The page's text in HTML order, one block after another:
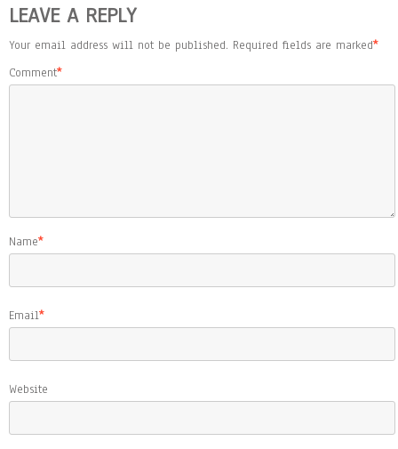
LEAVE A REPLY
Your email address will not be published. Required fields are marked*
Comment*
Name*
Email*
Website